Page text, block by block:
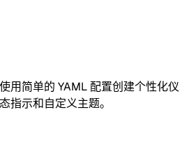
用简单的 YAML 配置创建个性化仪
指示和自定义主题。